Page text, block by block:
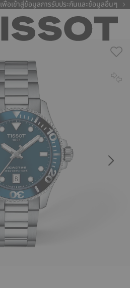
เพื่อเข้าสู่ข้อมูลการรับประกันและข้อมูลอื่นๆ